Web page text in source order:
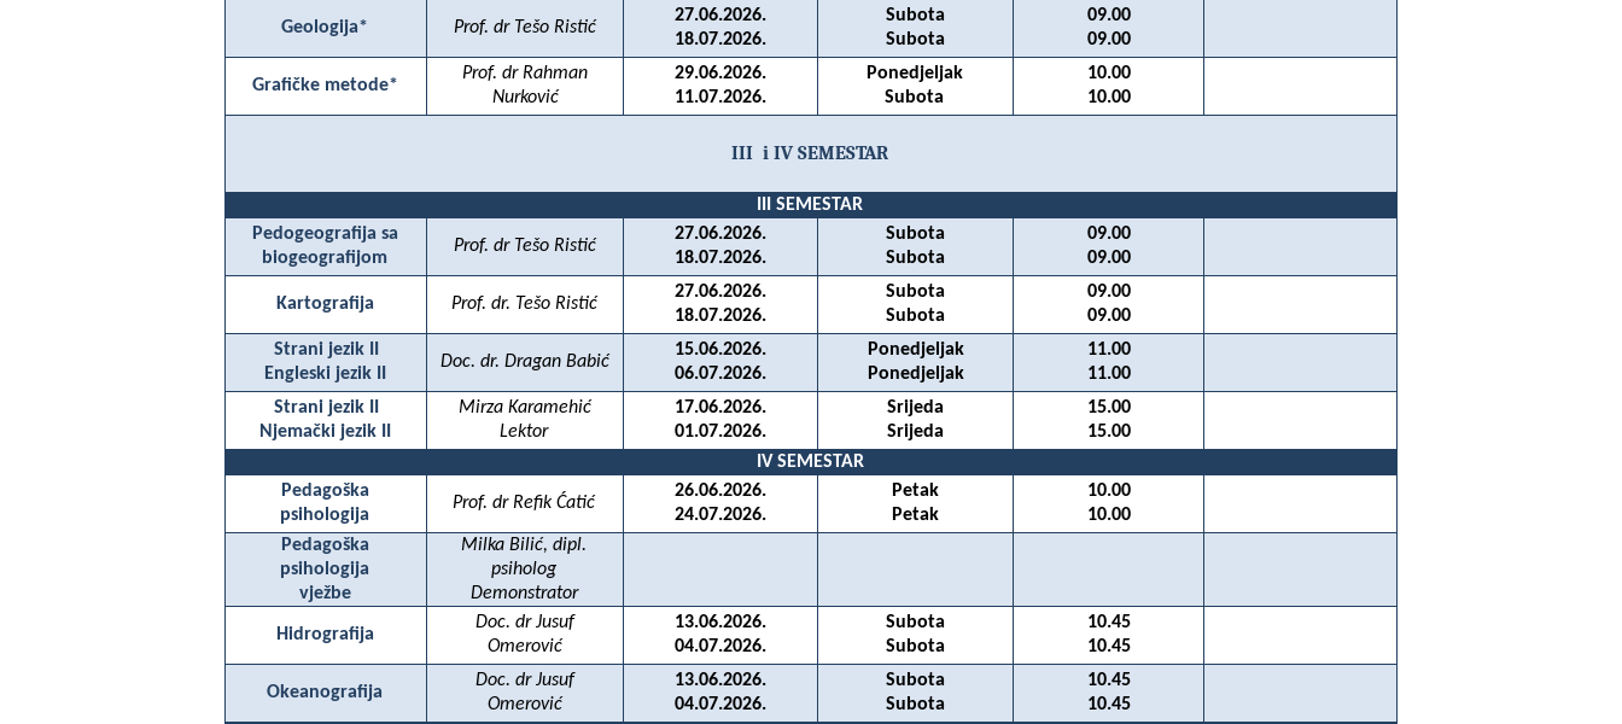
Geologija* Prof. dr Tešo Ristić
27.06.2026.
18.07.2026.
Subota
Subota
09.00
09.00
Grafičke metode*
Prof. dr Rahman
Nurković
29.06.2026.
11.07.2026.
Ponedjeljak
Subota
10.00
10.00
III i IV SEMESTAR
III SEMESTAR
Pedogeografija sa
biogeografijom
Prof. dr Tešo Ristić
27.06.2026.
18.07.2026.
Subota
Subota
09.00
09.00
Kartografija Prof. dr. Tešo Ristić
27.06.2026.
18.07.2026.
Subota
Subota
09.00
09.00
Strani jezik II
Engleski jezik II
Doc. dr. Dragan Babić
15.06.2026.
06.07.2026.
Ponedjeljak
Ponedjeljak
11.00
11.00
Strani jezik II
Njemački jezik II
Mirza Karamehić
Lektor
17.06.2026.
01.07.2026.
Srijeda
Srijeda
15.00
15.00
IV SEMESTAR
Pedagoška
psihologija
Prof. dr Refik Ćatić
26.06.2026.
24.07.2026.
Petak
Petak
10.00
10.00
Pedagoška
psihologija
vježbe
Milka Bilić, dipl.
psiholog
Demonstrator
Hidrografija
Doc. dr Jusuf
Omerović
13.06.2026.
04.07.2026.
Subota
Subota
10.45
10.45
Okeanografija
Doc. dr Jusuf
Omerović
13.06.2026.
04.07.2026.
Subota
Subota
10.45
10.45